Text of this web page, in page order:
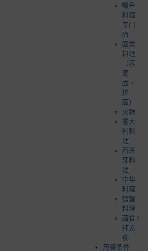
鳗鱼
料理
专门
店
面类
料理
（荞
麦
面・
拉
面）
火锅
意大
利料
理
西班
牙料
理
中华
料理
螃蟹
料理
蔬食 /
纯素
食
用餐条件